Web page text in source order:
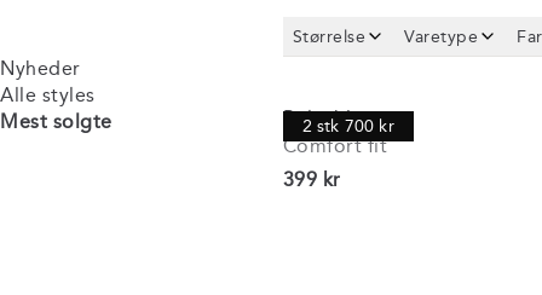
Nyheder
Alle styles
Mest solgte
Størrelse Varetype
2 stk 700 kr
Poloshirt
Comfort fit
I alt (inkl. rabat)
399 kr